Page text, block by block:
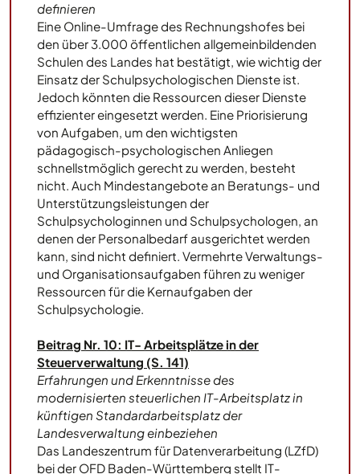
definieren
Eine Online-Umfrage des Rechnungshofes bei
den über 3.000 öffentlichen allgemeinbildenden
Schulen des Landes hat bestätigt, wie wichtig der
Einsatz der Schulpsychologischen Dienste ist.
Jedoch könnten die Ressourcen dieser Dienste
effizienter eingesetzt werden. Eine Priorisierung
von Aufgaben, um den wichtigsten
pädagogisch-psychologischen Anliegen
schnellstmöglich gerecht zu werden, besteht
nicht. Auch Mindestangebote an Beratungs- und
Unterstützungsleistungen der
Schulpsychologinnen und Schulpsychologen, an
denen der Personalbedarf ausgerichtet werden
kann, sind nicht definiert. Vermehrte Verwaltungs-
und Organisationsaufgaben führen zu weniger
Ressourcen für die Kernaufgaben der
Schulpsychologie.
Beitrag Nr. 10: IT- Arbeitsplätze in der
Steuerverwaltung (S. 141)
Erfahrungen und Erkenntnisse des
modernisierten steuerlichen IT-Arbeitsplatz in
künftigen Standardarbeitsplatz der
Landesverwaltung einbeziehen
Das Landeszentrum für Datenverarbeitung (LZfD)
bei der OFD Baden-Württemberg stellt IT-